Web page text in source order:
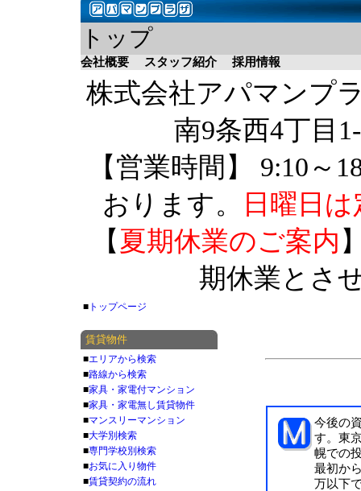
トップ
会社概要 スタッフ紹介 採用情報
株式会社アパマンプ
南9条西4丁目
【営業時間】 9:10～
おります。
日曜日
【 夏期休業のご案内
期休業とさ
今後の
す。東
幌での
最初か
万以下
■ トップページ
賃貸物件
■エリアから検索
■路線から検索
■家具・家電付マンション
■家具・家電無し賃貸物件
■マンスリーマンション
■大学別検索
■専門学校別検索
■お気に入り物件
■賃貸契約の流れ